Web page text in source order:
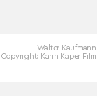
Walter Kaufmann
Copyright: Karin Kaper Film